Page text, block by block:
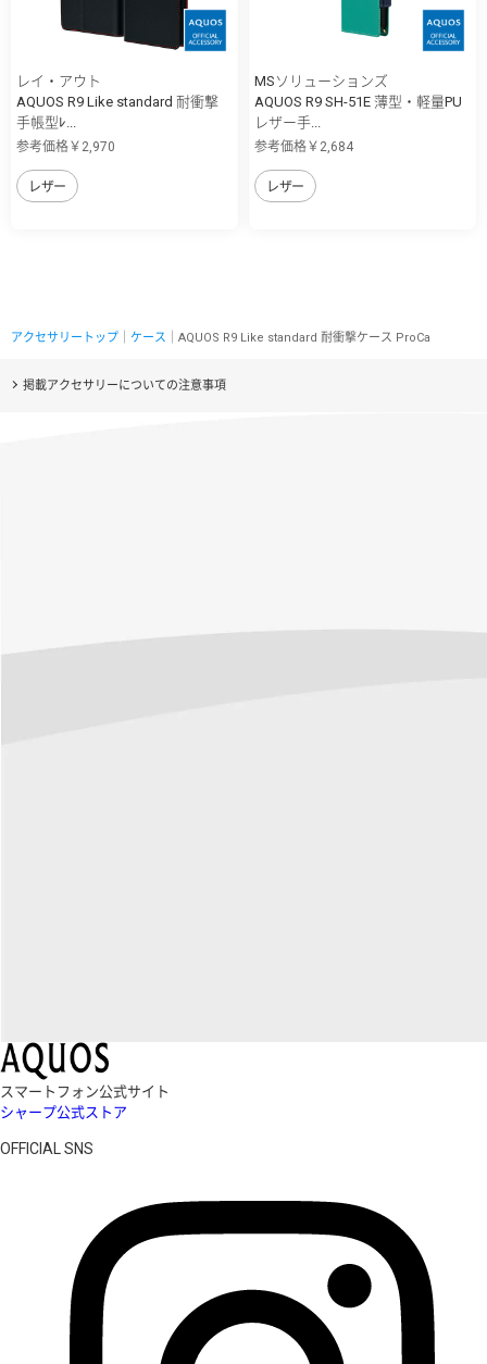
レイ・アウト
AQUOS R9 Like standard 耐衝撃
手帳型ﾚ...
参考価格￥2,970
レザー
MSソリューションズ
AQUOS R9 SH-51E 薄型・軽量PU
レザー手...
参考価格￥2,684
レザー
アクセサリートップ ケース ｜AQUOS R9 Like standard 耐衝撃ケース ProCa
掲載アクセサリーについての注意事項
スマートフォン公式サイト
シャープ公式ストア
OFFICIAL SNS